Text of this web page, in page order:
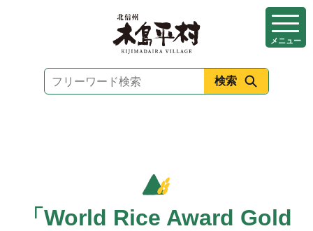
メニュー
「World Rice Award Gold